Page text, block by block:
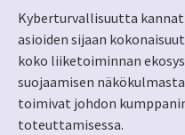
Kyberturvallisuutta
asioiden sijaan
koko liiketoiminnan
suojaamisen
toimivat johdon
toteuttamisessa.